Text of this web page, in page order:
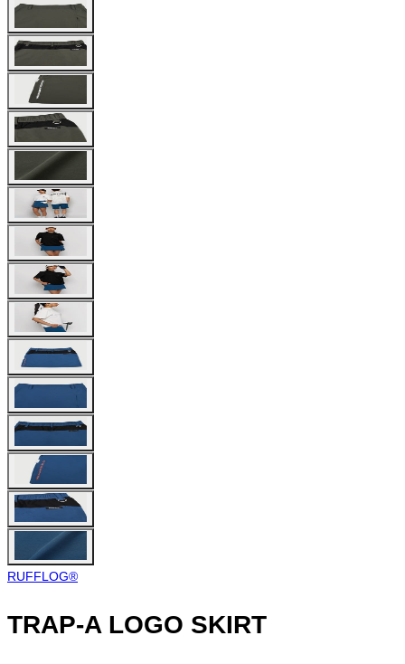
RUFFLOG®︎
TRAP-A LOGO SKIRT